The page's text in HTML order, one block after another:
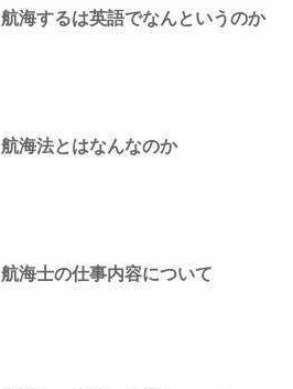
航海するは英語でなんというのか
航海法とはなんなのか
航海士の仕事内容について